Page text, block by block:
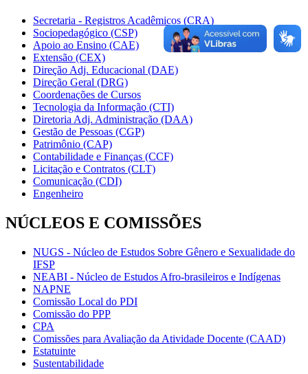
Secretaria - Registros Acadêmicos (CRA)
Sociopedagógico (CSP)
Apoio ao Ensino (CAE)
Extensão (CEX)
Direção Adj. Educacional (DAE)
Direção Geral (DRG)
Coordenações de Cursos
Tecnologia da Informação (CTI)
Diretoria Adj. Administração (DAA)
Gestão de Pessoas (CGP)
Patrimônio (CAP)
Contabilidade e Finanças (CCF)
Licitação e Contratos (CLT)
Comunicação (CDI)
Engenheiro
NÚCLEOS E COMISSÕES
NUGS - Núcleo de Estudos Sobre Gênero e Sexualidade do
IFSP
NEABI - Núcleo de Estudos Afro-brasileiros e Indígenas
NAPNE
Comissão Local do PDI
Comissão do PPP
CPA
Comissões para Avaliação da Atividade Docente (CAAD)
Estatuinte
Sustentabilidade